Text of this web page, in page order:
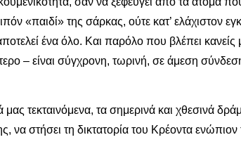
«παιδί» της σάρκας, ούτε κατ’ ελάχιστον
ένα όλο. Και παρόλο που βλέπει
– είναι σύγχρονη, τωρινή, σε άμεση
τεκταινόμενα, τα σημερινά και χθεσινά
να στήσει τη δικτατορία του Κρέοντα